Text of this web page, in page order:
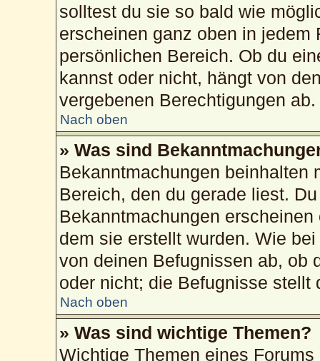
solltest du sie so bald wie
erscheinen ganz oben in
persönlichen Bereich. Ob du
kannst oder nicht, hängt von
vergebenen Berechtigungen ab.
Nach oben
» Was sind
Bekanntmachungen beinhalten
Bereich, den du gerade liest.
Bekanntmachungen
dem sie erstellt wurden. Wie
von deinen Befugnissen ab, ob
oder nicht; die Befugnisse stellt
Nach oben
» Was sind wichtige Themen?
Wichtige Themen eines